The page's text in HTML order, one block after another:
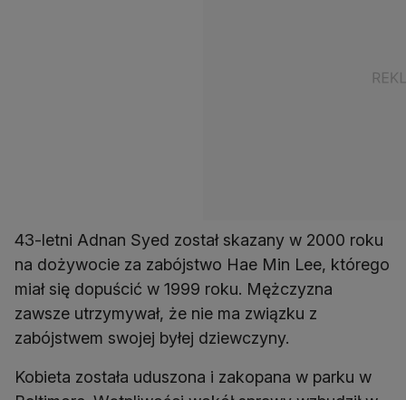
43-letni Adnan Syed został skazany w 2000 roku
na dożywocie za zabójstwo Hae Min Lee, którego
miał się dopuścić w 1999 roku. Mężczyzna
zawsze utrzymywał, że nie ma związku z
zabójstwem swojej byłej dziewczyny.
Kobieta została uduszona i zakopana w parku w